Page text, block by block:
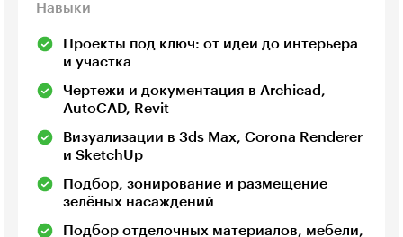
Навыки
Проекты под ключ: от идеи до интерьера
и участка
Чертежи и документация в Archicad,
AutoCAD, Revit
Визуализации в 3ds Max, Corona Renderer
и SketchUp
Подбор, зонирование и размещение
зелёных насаждений
Подбор отделочных материалов, мебели,